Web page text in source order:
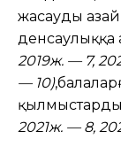
жасаудың
денсаулыққа
2019ж. — 7,
— 10)
қылмыстардың
2021ж. — 8,